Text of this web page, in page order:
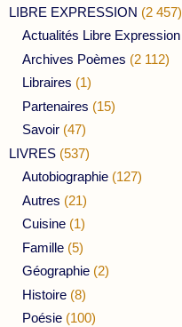
LIBRE EXPRESSION (2 457)
Actualités Libre Expression
Archives Poèmes (2 112)
Libraires (1)
Partenaires (15)
Savoir (47)
LIVRES (537)
Autobiographie (127)
Autres (21)
Cuisine (1)
Famille (5)
Géographie (2)
Histoire (8)
Poésie (100)